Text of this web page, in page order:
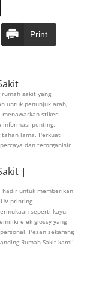
Print
sakit yang
untuk penunjuk arah,
stiker
informasi penting,
lama. Perkuat
dan terorganisir
|
hadir untuk memberikan
printing
seperti kayu,
efek glossy yang
Pesan sekarang
Rumah Sakit kami!